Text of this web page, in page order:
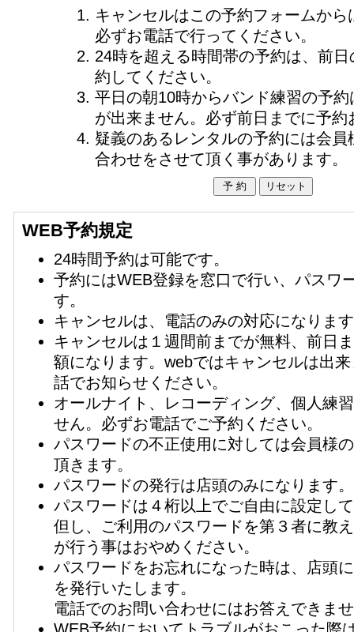
キャンセルはこの予約フォームから
必ずお電話で行ってください。
24時を超える時間帯の予約は、前
約してください。
平日の朝10時からバンド練習の予
が出来ません。必ず前日までに予約
疑義のあるレンタルの予約には会員
合わせをさせて頂く事があります。
WEB予約規定
24時間予約は可能です。
予約にはWEB登録を窓口で行い、パスワ
す。
キャンセルは、電話のみの対応になりま
キャンセルは１週間前までが無料、前日
額になります。webではキャンセルは出
話でお知らせください。
オールナイト、レコーディング、個人練
せん。必ずお電話でご予約ください。
パスワードの不正使用に対しては会員様
頂きます。
パスワードの発行は店頭のみになります。
パスワードは４桁以上でご自由に設定し
但し、ご利用のパスワードを第３者に教
が行う事はおやめください。
パスワードをお忘れになった時は、店頭
を発行いたします。
電話でのお問い合わせにはお答えできま